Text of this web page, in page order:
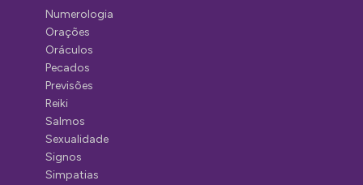
Numerologia
Orações
Oráculos
Pecados
Previsões
Reiki
Salmos
Sexualidade
Signos
Simpatias